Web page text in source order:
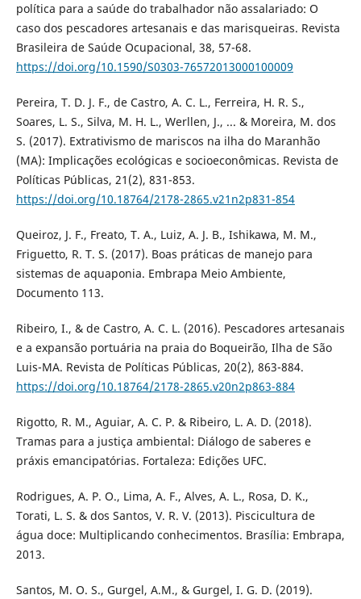
política para a saúde do trabalhador não assalariado: O
caso dos pescadores artesanais e das marisqueiras. Revista
Brasileira de Saúde Ocupacional, 38, 57-68.
https://doi.org/10.1590/S0303-76572013000100009
Pereira, T. D. J. F., de Castro, A. C. L., Ferreira, H. R. S.,
Soares, L. S., Silva, M. H. L., Werllen, J., ... & Moreira, M. dos
S. (2017). Extrativismo de mariscos na ilha do Maranhão
(MA): Implicações ecológicas e socioeconômicas. Revista de
Políticas Públicas, 21(2), 831-853.
https://doi.org/10.18764/2178-2865.v21n2p831-854
Queiroz, J. F., Freato, T. A., Luiz, A. J. B., Ishikawa, M. M.,
Friguetto, R. T. S. (2017). Boas práticas de manejo para
sistemas de aquaponia. Embrapa Meio Ambiente,
Documento 113.
Ribeiro, I., & de Castro, A. C. L. (2016). Pescadores artesanais
e a expansão portuária na praia do Boqueirão, Ilha de São
Luis-MA. Revista de Políticas Públicas, 20(2), 863-884.
https://doi.org/10.18764/2178-2865.v20n2p863-884
Rigotto, R. M., Aguiar, A. C. P. & Ribeiro, L. A. D. (2018).
Tramas para a justiça ambiental: Diálogo de saberes e
práxis emancipatórias. Fortaleza: Edições UFC.
Rodrigues, A. P. O., Lima, A. F., Alves, A. L., Rosa, D. K.,
Torati, L. S. & dos Santos, V. R. V. (2013). Piscicultura de
água doce: Multiplicando conhecimentos. Brasília: Embrapa,
2013.
Santos, M. O. S., Gurgel, A.M., & Gurgel, I. G. D. (2019).